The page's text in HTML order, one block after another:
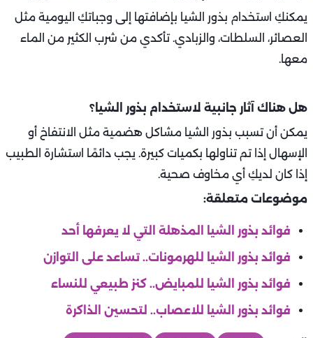
يمكنكِ استخدام بذور الشيا بإضافتها إلى وجباتكِ اليومية مثل
العصائر، السلطات، والزبادي. تأكدي من شرب الكثير من الماء
معها.
هل هناك آثار جانبية لاستخدام بذور الشيا؟
يمكن أن تسبب بذور الشيا مشاكل هضمية مثل الانتفاخ أو
الإسهال إذا تم تناولها بكميات كبيرة. يجب دائمًا استشارة الطبيب
إذا كان لديكِ أي مخاوف صحية.
موضوعات متعلقة:
فوائد بذور الشيا المذهلة التي لا يعرفها أحد
فوائد بذور الشيا للهرمونات.. تساعد على التوازن
فوائد بذور الشيا للمبايض.. كنز طبيعي للنساء
فوائد بذور الشيا للاعصاب.. لتحسين الذاكرة